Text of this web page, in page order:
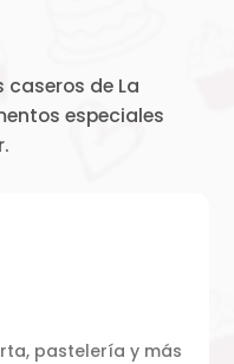
de La
especiales
pastelería y más